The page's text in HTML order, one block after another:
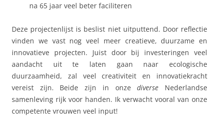
na 65 jaar veel beter faciliteren
Deze projectenlijst is beslist niet uitputtend. Door reflectie
vinden we vast nog veel meer creatieve, duurzame en
innovatieve projecten. Juist door bij investeringen veel
aandacht uit te laten gaan naar ecologische
duurzaamheid, zal veel creativiteit en innovatiekracht
vereist zijn. Beide zijn in onzediverse Nederlandse
samenleving rijk voor handen. Ik verwacht vooral van onze
competente vrouwen veel input!